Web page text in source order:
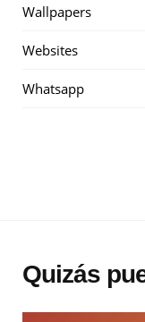
Wallpapers
Websites
Whatsapp
Quizás